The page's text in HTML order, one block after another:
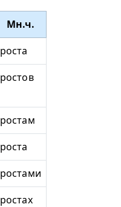
Мн.ч.
роста
ростов
ростам
роста
ростами
ростах